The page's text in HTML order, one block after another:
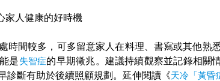
家人健康的好時機
時間較多，可多留意家人在料理、書寫或其他熟
是失智症的早期徵兆。建議持續觀察並記錄相關
診斷有助於後續照顧規劃。延伸閱讀《天冷「黃昏